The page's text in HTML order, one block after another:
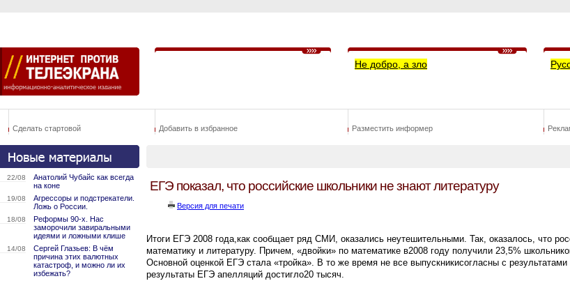
Не добро, а зло
Сделать стартовой Добавить в избранное Разместить информер
22/08
Анатолий Чубайс как всегда
на коне
19/08
Агрессоры и подстрекатели.
Ложь о России.
18/08
Реформы 90-х. Нас
заморочили завиральными
идеями и ложными клише
14/08
Сергей Глазьев: В чём
причина этих валютных
катастроф, и можно ли их
избежать?
ЕГЭ показал, что российские школьники не знают литературу
Версия для печати
Итоги ЕГЭ 2008 года,как сообщает ряд СМИ, оказались неутешительными. Так, оказалось, что
математику и литературу. Причем, «двойки» по математике в2008 году получили 23,5%
Основной оценкой ЕГЭ стала «тройка». В то же время не все выпускникисогласны с
результаты ЕГЭ апелляций достигло20 тысяч.